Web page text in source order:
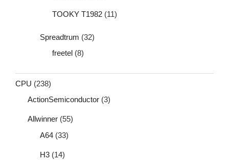
TOOKY T1982 (11)
Spreadtrum (32)
freetel (8)
CPU (238)
ActionSemiconductor (3)
Allwinner (55)
A64 (33)
H3 (14)